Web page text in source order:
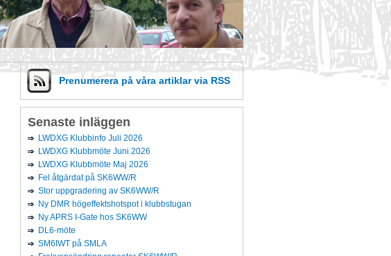
Prenumerera på våra artiklarvia RSS
Senaste inläggen
LWDXG Klubbinfo Juli 2026
LWDXG Klubbmöte Juni 2026
LWDXG Klubbmöte Maj 2026
Fel åtgärdat på SK6WW/R
Stor uppgradering av SK6WW/R
Ny DMR högeffektshotspot i klubbstugan
Ny APRS I-Gate hos SK6WW
DL6-möte
SM6IWT på SMLA